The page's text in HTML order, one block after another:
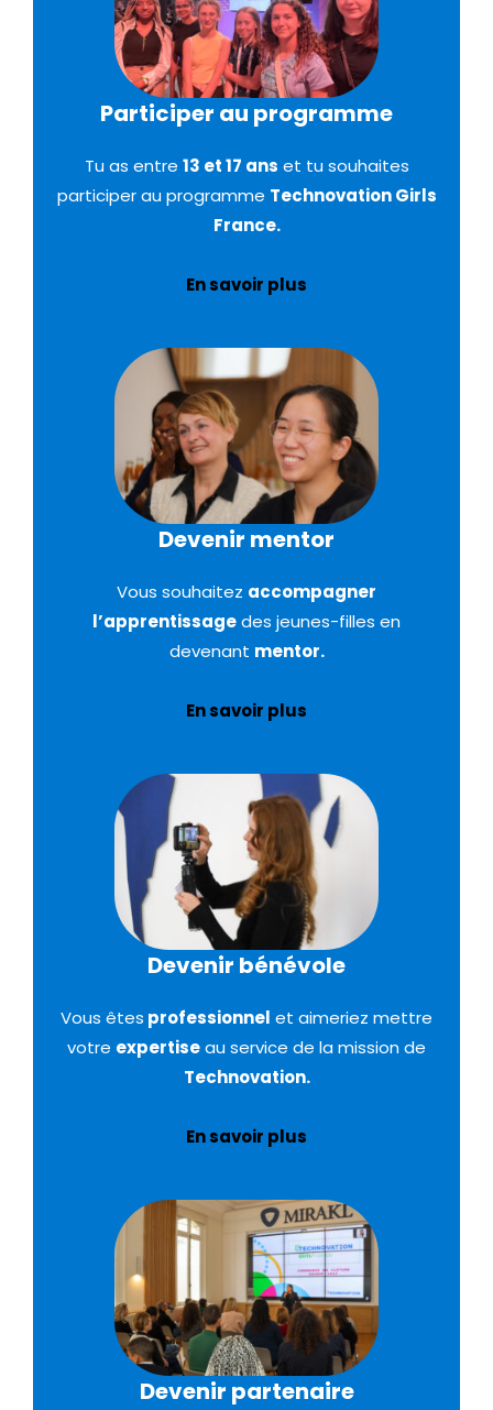
Participer au programme
Tu as entre 13 et 17 ans et tu souhaites
participer au programme Technovation Girls
France.
En savoir plus
Devenir mentor
Vous souhaitez accompagner
l’apprentissagedes jeunes-filles en
devenant mentor.
En savoir plus
Devenir bénévole
Vous êtes professionnel et aimeriez mettre
votre expertiseau service de la mission de
Technovation.
En savoir plus
Devenir partenaire